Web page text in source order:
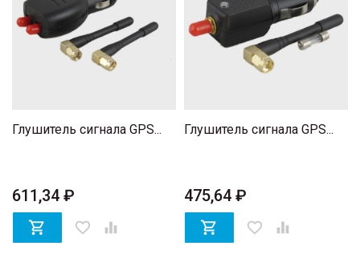
Глушитель сигнала GPS...
611,34 ₽
 favorite_border 
Глушитель сигнала GPS...
475,64 ₽
 favorite_border 